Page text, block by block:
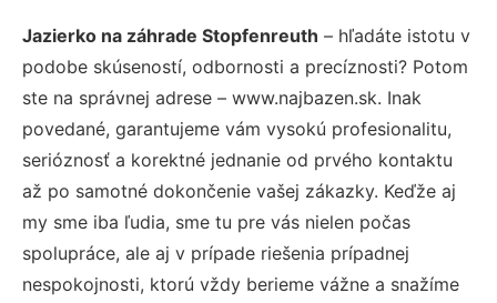
Jazierko na záhrade Stopfenreuth – hľadáte istotu v
podobe skúseností, odbornosti a precíznosti? Potom
ste na správnej adrese – www.najbazen.sk. Inak
povedané, garantujeme vám vysokú profesionalitu,
serióznosť a korektné jednanie od prvého kontaktu
až po samotné dokončenie vašej zákazky. Keďže aj
my sme iba ľudia, sme tu pre vás nielen počas
spolupráce, ale aj v prípade riešenia prípadnej
nespokojnosti, ktorú vždy berieme vážne a snažíme